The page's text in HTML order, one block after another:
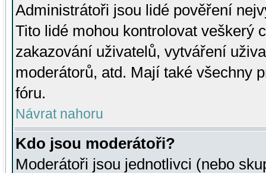
Administrátoři jsou lidé pověření
Tito lidé mohou kontrolovat veškerý
zakazování uživatelů, vytváření
moderátorů, atd. Mají také všechny
fóru.
Návrat nahoru
Kdo jsou moderátoři?
Moderátoři jsou jednotlivci (nebo